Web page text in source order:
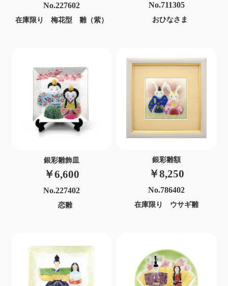
No.227602
在庫限り 梅花型 雛（紫）
No.711305
おひなさま
銀彩雛飾皿
￥6,600
No.227402
恋雛
銀彩雛額
￥8,250
No.786402
在庫限り ウサギ雛